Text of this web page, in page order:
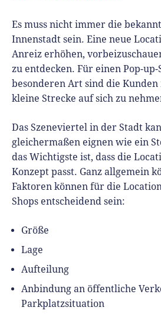
Es muss nicht immer die
Innenstadt sein. Eine neue
Anreiz erhöhen,
zu entdecken. Für einen Pop-
besonderen Art sind die
kleine Strecke auf sich zu
Das Szeneviertel in der Stadt
gleichermaßen eignen wie ein
das Wichtigste ist, dass die
Konzept passt. Ganz allgemein
Faktoren können für die
Shops entscheidend sein:
Größe
Lage
Aufteilung
Anbindung an öffentliche
Parkplatzsituation